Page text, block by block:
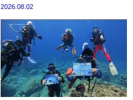
2026.08.02